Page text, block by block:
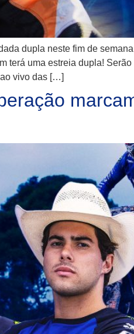
dupla neste fim de
terá uma estreia dupla!
vivo das […]